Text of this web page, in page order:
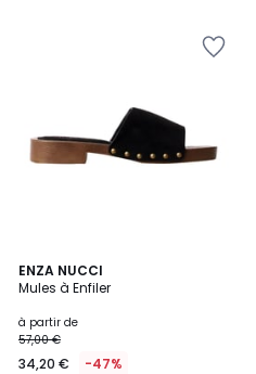
ENZA NUCCI
Mules à Enfiler
à partir de
57,00 €
34,20 € -47%
3
Couleurs